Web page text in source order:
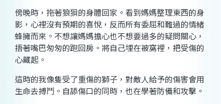
傍晚時，拖著狼狽的身體回家。看到媽媽整理東西的身
影，心裡沒有預期的喜悅，反而所有委屈和難過的情緒
蜂擁而來。不想讓媽媽擔心也不想要過多的疑問關心，
捂著嘴巴匆匆的跑回房。將自己埋在被窩裡，把受傷的
心藏起。
這時的我像隻受了重傷的獅子，對敵人給予的傷害會用
生命去搏鬥。自舔傷口的同時，也在學著防備和攻擊。